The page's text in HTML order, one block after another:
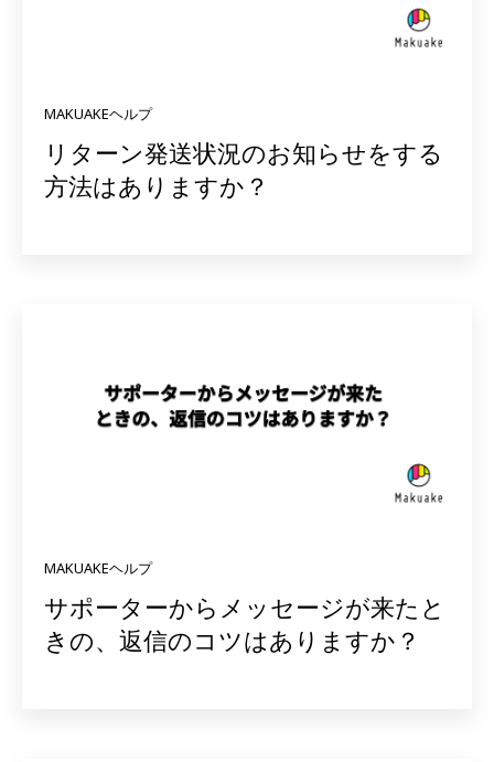
MAKUAKEヘルプ
リターン発送状況のお知らせをする
方法はありますか？
MAKUAKEヘルプ
サポーターからメッセージが来たと
きの、返信のコツはありますか？